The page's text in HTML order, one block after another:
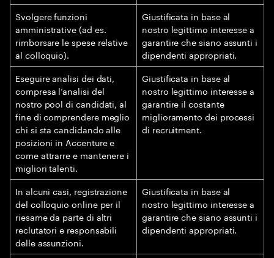
Svolgere funzioni
amministrative (ad es.
rimborsare le spese relative
al colloquio).
Giustificata in base al
nostro legittimo interesse a
garantire che siano assunti i
dipendenti appropriati.
Eseguire analisi dei dati,
compresa l’analisi del
nostro pool di candidati, al
fine di comprendere meglio
chi si sta candidando alle
posizioni in Accenture e
come attrarre e mantenere i
migliori talenti.
Giustificata in base al
nostro legittimo interesse a
garantire il costante
miglioramento dei processi
di recruitment.
In alcuni casi, registrazione
del colloquio online per il
riesame da parte di altri
reclutatori e responsabili
delle assunzioni.
Giustificata in base al
nostro legittimo interesse a
garantire che siano assunti i
dipendenti appropriati.